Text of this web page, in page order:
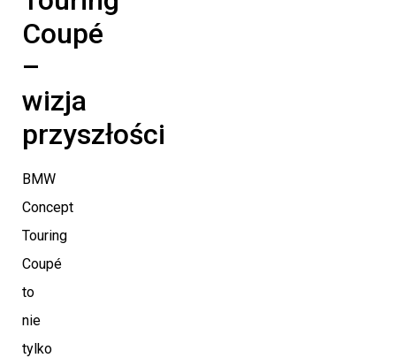
Coupé
–
wizja
przyszłości
BMW
Concept
Touring
Coupé
to
nie
tylko